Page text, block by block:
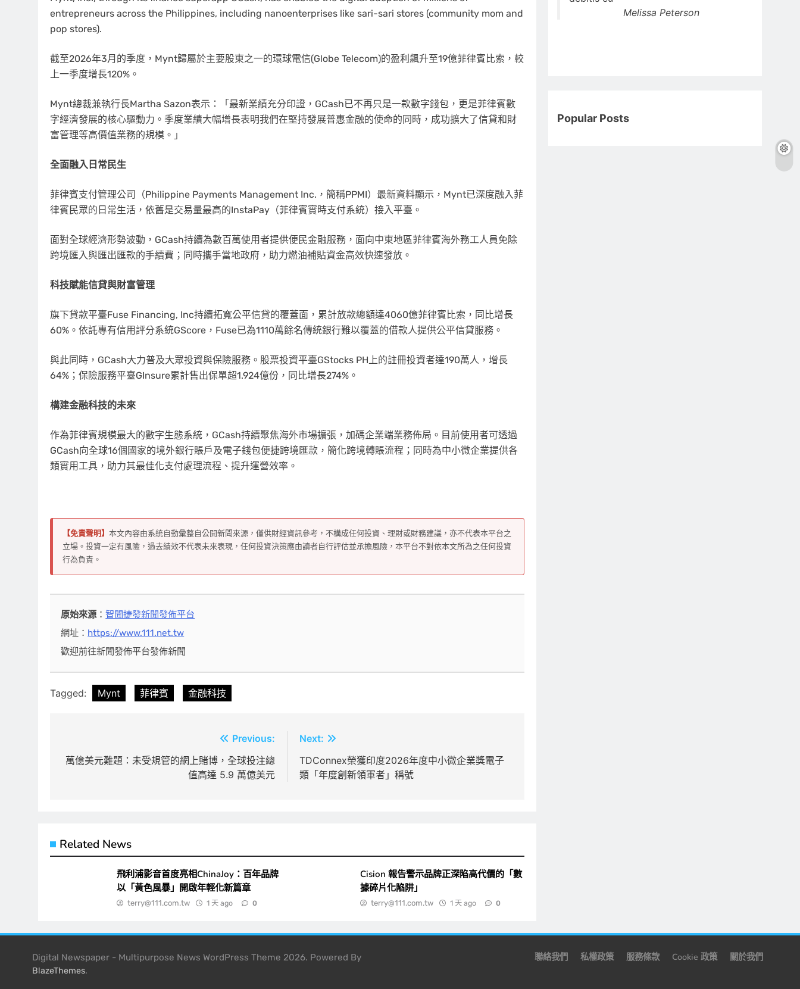
entrepreneurs across the Philippines, including nanoenterprises like sari-sari stores (community mom and
pop stores).
截至2026年3月的季度，Mynt歸屬於主要股東之一的環球電信(Globe Telecom)的盈利飆升至19億菲律賓比索，較
上一季度增長120%。
Mynt總裁兼執行長Martha Sazon表示：「最新業績充分印證，GCash已不再只是一款數字錢包，更是菲律賓數
字經濟發展的核心驅動力。季度業績大幅增長表明我們在堅持發展普惠金融的使命的同時，成功擴大了信貸和財
富管理等高價值業務的規模。」
全面融入日常民生
菲律賓支付管理公司（Philippine Payments Management Inc.，簡稱PPMI）最新資料顯示，Mynt已深度融入菲
律賓民眾的日常生活，依舊是交易量最高的InstaPay（菲律賓實時支付系統）接入平臺。
面對全球經濟形勢波動，GCash持續為數百萬使用者提供便民金融服務，面向中東地區菲律賓海外務工人員免除
跨境匯入與匯出匯款的手續費；同時攜手當地政府，助力燃油補貼資金高效快速發放。
科技賦能信貸與財富管理
旗下貸款平臺Fuse Financing, Inc持續拓寬公平信貸的覆蓋面，累計放款總額達4060億菲律賓比索，同比增長
60%。依託專有信用評分系統GScore，Fuse已為1110萬餘名傳統銀行難以覆蓋的借款人提供公平信貸服務。
與此同時，GCash大力普及大眾投資與保險服務。股票投資平臺GStocks PH上的註冊投資者達190萬人，增長
64%；保險服務平臺GInsure累計售出保單超1.924億份，同比增長274%。
構建金融科技的未來
作為菲律賓規模最大的數字生態系統，GCash持續聚焦海外市場擴張，加碼企業端業務佈局。目前使用者可透過
GCash向全球16個國家的境外銀行賬戶及電子錢包便捷跨境匯款，簡化跨境轉賬流程；同時為中小微企業提供各
類實用工具，助力其最佳化支付處理流程、提升運營效率。
【免責聲明】 本文內容由系統自動彙整自公開新聞來源，僅供財經資訊參考，不構成任何投資、理財或財務建議，亦不代表本平台之
立場。投資一定有風險，過去績效不代表未來表現，任何投資決策應由讀者自行評估並承擔風險，本平台不對依本文所為之任何投資
行為負責。
原始來源 ：智聞捷發新聞發佈平台
網址： https://www.111.net.tw
歡迎前往新聞發佈平台發佈新聞
Tagged: Mynt 菲律賓 金融科技
章
Previous:
萬億美元難題：未受規管的網上賭博，全球投注總
值高達 5.9 萬億美元
Next:
TDConnex榮獲印度2026年度中小微企業獎電子
類「年度創新領軍者」稱號
Related News
飛利浦影音首度亮相ChinaJoy：百年品牌
以「黃色風暴」開啟年輕化新篇章
terry@111.com.tw 1 天 ago 0
Cision 報告警示品牌正深陷高代價的「數
據碎片化陷阱」
terry@111.com.tw 1 天 ago 0
Melissa Peterson
Popular Posts
Digital Newspaper - Multipurpose News WordPress Theme 2026. Powered By
BlazeThemes.
聯絡我們 私權政策 服務條款 Cookie 政策 關於我們